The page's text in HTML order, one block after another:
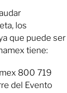
los
que puede ser
tiene:
800 719
del Evento